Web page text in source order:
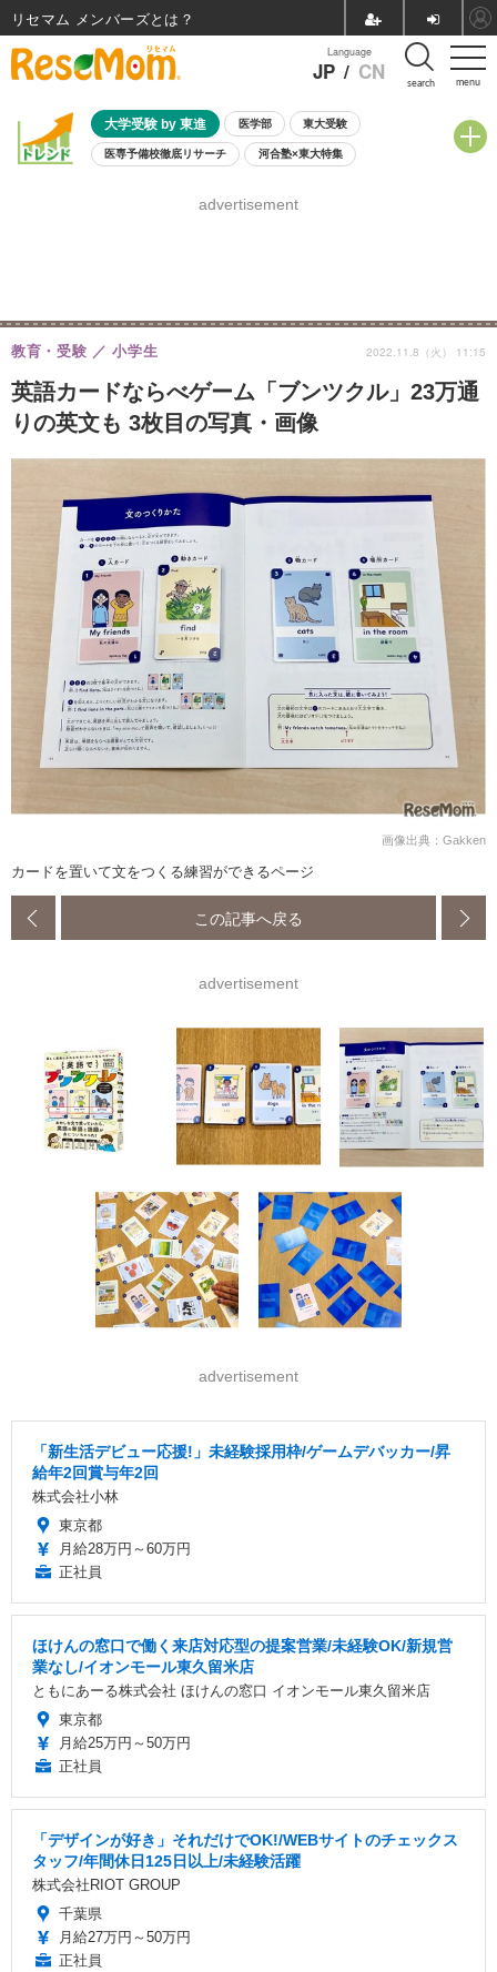
menu
Language
JP / CN search
大学受験 by 東進 医学部 東大受験
医専予備校徹底リサーチ 河合塾×東大特集
8月開催学校説明会・相談会
advertisement
英語カードならべゲーム「ブンツクル」23万通
りの英文も 3枚目の写真・画像
教育・受験 小学生 2022.11.8（火） 11:15
画像出典：Gakken
カードを置いて文をつくる練習ができるページ
この記事へ戻る
advertisement
advertisement
「新生活デビュー応援!」未経験採用枠/ゲームデバッカー/昇
給年2回賞与年2回
株式会社小林
東京都
月給28万円～60万円
正社員
ほけんの窓口で働く来店対応型の提案営業/未経験OK/新規営
業なし/イオンモール東久留米店
ともにあーる株式会社 ほけんの窓口 イオンモール東久留米店
東京都
月給25万円～50万円
正社員
「デザインが好き」それだけでOK!/WEBサイトのチェックス
タッフ/年間休日125日以上/未経験活躍
株式会社RIOT GROUP
千葉県
月給27万円～50万円
正社員
リセマム メンバーズ